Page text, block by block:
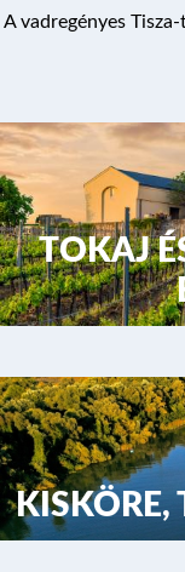
A vadregényes
TOKAJ
KISKÖRE,